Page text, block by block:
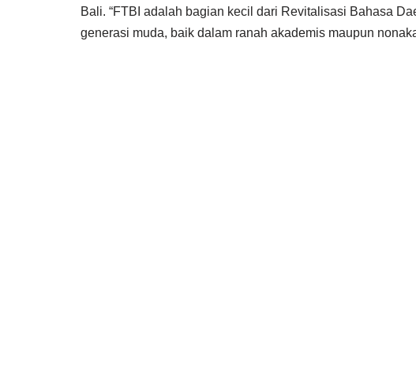
Bali. “FTBI adalah bagian kecil dari Revitalisasi Bahasa
generasi muda, baik dalam ranah akademis maupun